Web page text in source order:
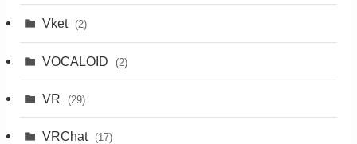
Vket (2)
VOCALOID (2)
VR (29)
VRChat (17)